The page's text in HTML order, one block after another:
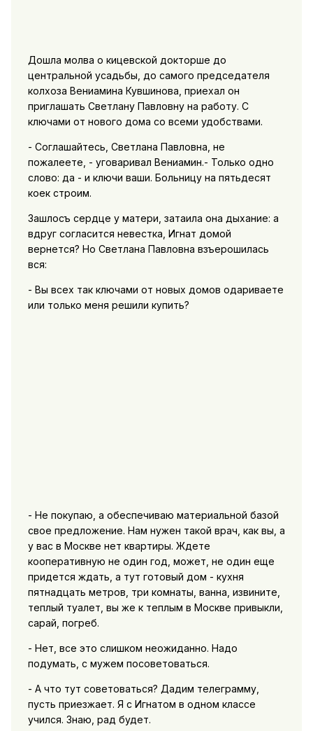
Дошла молва о кицевской докторше до
центральной усадьбы, до самого председателя
колхоза Вениамина Кувшинова, приехал он
приглашать Светлану Павловну на работу. С
ключами от нового дома со всеми удобствами.
- Соглашайтесь, Светлана Павловна, не
пожалеете, - уговаривал Вениамин.- Только одно
слово: да - и ключи ваши. Больницу на пятьдесят
коек строим.
3ашлосъ сердце у матери, затаила она дыхание: а
вдруг согласится невестка, Игнат домой
вернется? Но Светлана Павловна взъерошилась
вся:
- Вы всех так ключами от новых домов одариваете
или только меня решили купить?
- Не покупаю, а обеспечиваю материальной базой
свое предложение. Нам нужен такой врач, как вы, а
у вас в Москве нет квартиры. Ждете
кооперативную не один год, может, не один еще
придется ждать, а тут готовый дом - кухня
пятнадцать метров, три комнаты, ванна, извините,
теплый туалет, вы же к теплым в Москве привыкли,
сарай, погреб.
- Нет, все это слишком неожиданно. Надо
подумать, с мужем посоветоваться.
- А что тут советоваться? Дадим телеграмму,
пусть приезжает. Я с Игнатом в одном классе
учился. Знаю, рад будет.